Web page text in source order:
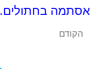
אסתמה בחתולים.
הקודם